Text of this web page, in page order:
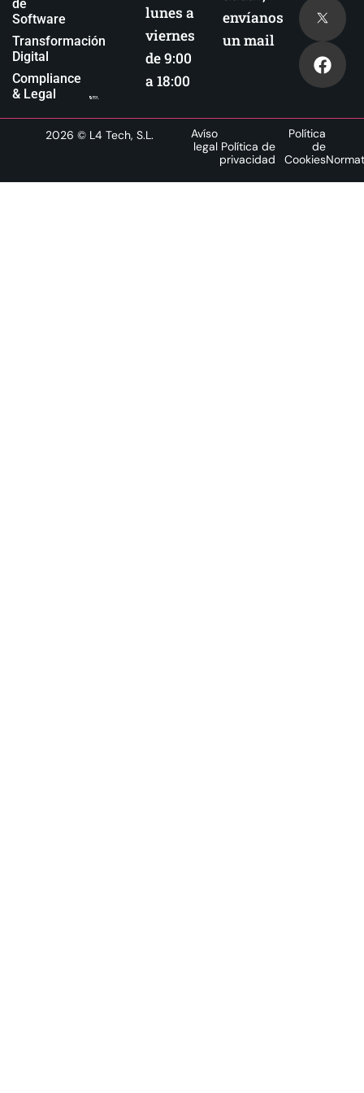
de
Software
Transformación
Digital
Compliance
& Legal
lunes a
viernes
de 9:00
a 18:00
envíanos
un mail
2026 © L4 Tech, S.L.
Avíso
legal Política de
privacidad
Política
de
Cookies